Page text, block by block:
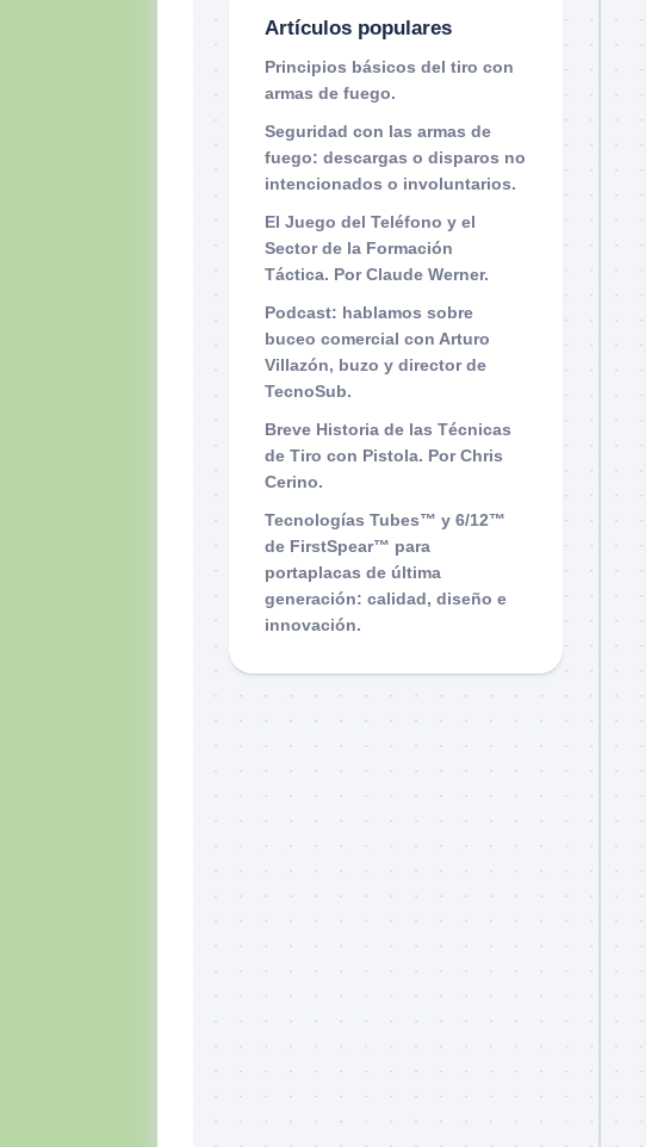
Artículos populares
Principios básicos del tiro con
armas de fuego.
Seguridad con las armas de
fuego: descargas o disparos no
intencionados o involuntarios.
El Juego del Teléfono y el
Sector de la Formación
Táctica. Por Claude Werner.
Podcast: hablamos sobre
buceo comercial con Arturo
Villazón, buzo y director de
TecnoSub.
Breve Historia de las Técnicas
de Tiro con Pistola. Por Chris
Cerino.
Tecnologías Tubes™ y 6/12™
de FirstSpear™ para
portaplacas de última
generación: calidad, diseño e
innovación.